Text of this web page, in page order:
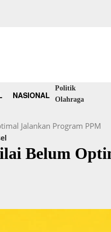
NASIONAL
Politik
Olahraga
Jalankan Program PPM
Belum